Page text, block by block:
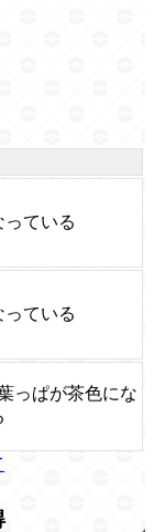
ている
ている
っぱが茶色にな